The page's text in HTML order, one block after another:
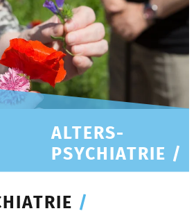
ALTERS-
PSYCHIATRIE /
/